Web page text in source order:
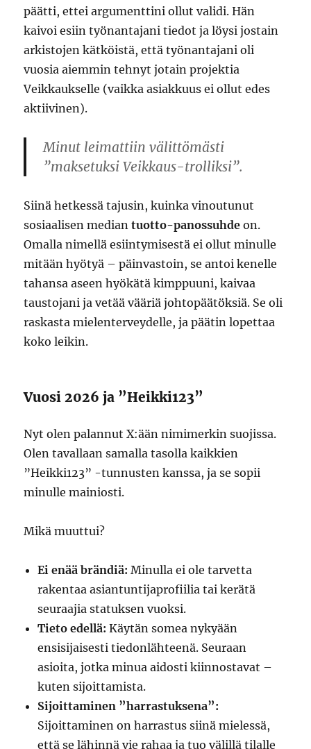
päätti, ettei argumenttini ollut validi. Hän
kaivoi esiin työnantajani tiedot ja löysi jostain
arkistojen kätköistä, että työnantajani oli
vuosia aiemmin tehnyt jotain projektia
Veikkaukselle (vaikka asiakkuus ei ollut edes
aktiivinen).
Minut leimattiin välittömästi
”maksetuksi Veikkaus-trolliksi”.
Siinä hetkessä tajusin, kuinka vinoutunut
sosiaalisen mediantuotto-panossuhde on.
Omalla nimellä esiintymisestä ei ollut minulle
mitään hyötyä – päinvastoin, se antoi kenelle
tahansa aseen hyökätä kimppuuni, kaivaa
taustojani ja vetää vääriä johtopäätöksiä. Se oli
raskasta mielenterveydelle, ja päätin lopettaa
koko leikin.
Vuosi 2026 ja ”Heikki123”
Nyt olen palannut X:ään nimimerkin suojissa.
Olen tavallaan samalla tasolla kaikkien
”Heikki123” -tunnusten kanssa, ja se sopii
minulle mainiosti.
Mikä muuttui?
Ei enää brändiä: Minulla ei ole tarvetta
rakentaa asiantuntijaprofiilia tai kerätä
seuraajia statuksen vuoksi.
Tieto edellä: Käytän somea nykyään
ensisijaisesti tiedonlähteenä. Seuraan
asioita, jotka minua aidosti kiinnostavat –
kuten sijoittamista.
Sijoittaminen ”harrastuksena”:
Sijoittaminen on harrastus siinä mielessä,
että se lähinnä vie rahaa ja tuo välillä tilalle